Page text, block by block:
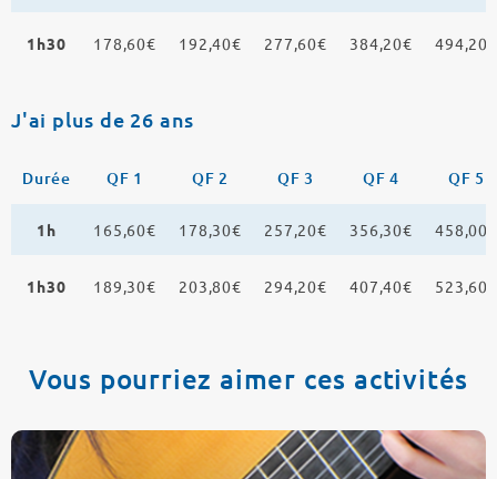
1h30 178,60€ 192,40€ 277,60€ 384,20€ 494,20€
J'ai plus de 26 ans
Durée QF 1 QF 2 QF 3 QF 4 QF 5
1h 165,60€ 178,30€ 257,20€ 356,30€ 458,00€
1h30 189,30€ 203,80€ 294,20€ 407,40€ 523,60€
Vous pourriez aimer ces activités